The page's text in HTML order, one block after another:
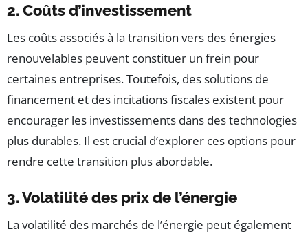
2. Coûts d’investissement
Les coûts associés à la transition vers des énergies
renouvelables peuvent constituer un frein pour
certaines entreprises. Toutefois, des solutions de
financement et des incitations fiscales existent pour
encourager les investissements dans des technologies
plus durables. Il est crucial d’explorer ces options pour
rendre cette transition plus abordable.
3. Volatilité des prix de l’énergie
La volatilité des marchés de l’énergie peut également